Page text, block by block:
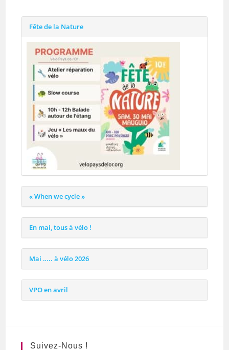
Fête de la Nature
« When we cycle »
En mai, tous à vélo !
Mai ….. à vélo 2026
VPO en avril
Suivez-Nous !